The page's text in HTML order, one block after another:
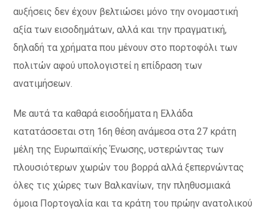
αυξήσεις δεν έχουν βελτιώσει μόνο την ονομαστική
αξία των εισοδημάτων, αλλά και την πραγματική,
δηλαδή τα χρήματα που μένουν στο πορτοφόλι των
πολιτών αφού υπολογιστεί η επίδραση των
ανατιμήσεων.
Με αυτά τα καθαρά εισοδήματα η Ελλάδα
κατατάσσεται στη 16η θέση ανάμεσα στα 27 κράτη
μέλη της Ευρωπαϊκής Ένωσης, υστερώντας των
πλουσιότερων χωρών του βορρά αλλά ξεπερνώντας
όλες τις χώρες των Βαλκανίων, την πληθυσμιακά
όμοια Πορτογαλία και τα κράτη του πρώην ανατολικού